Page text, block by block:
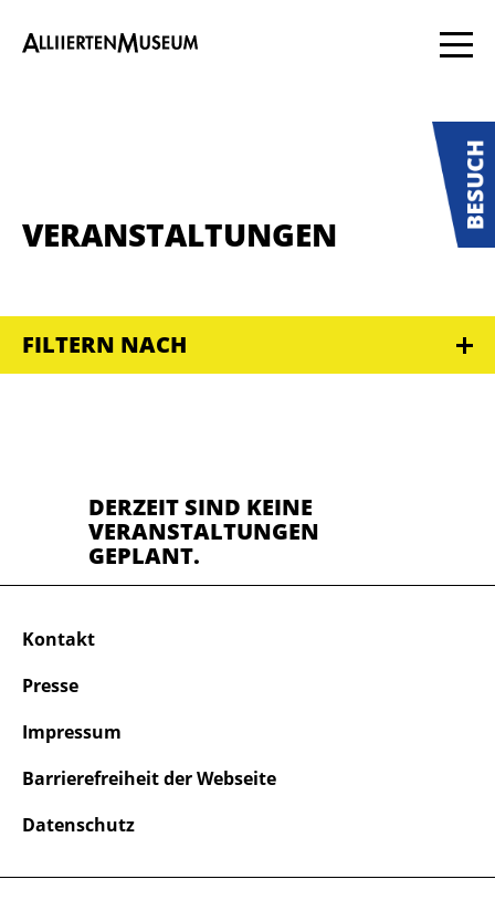
VERANSTALTUNGEN
FILTERN NACH
DERZEIT SIND KEINE
VERANSTALTUNGEN
GEPLANT.
Kontakt
Presse
Impressum
Barrierefreiheit der Webseite
Datenschutz